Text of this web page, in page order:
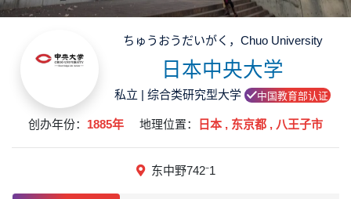
ちゅうおうだいがく，Chuo University
日本中央大学
私立 | 综合类研究型大学 中国教育部认证
创办年份： 1885年 地理位置： 日本 , 东京都 , 八王子市
东中野742⁻1